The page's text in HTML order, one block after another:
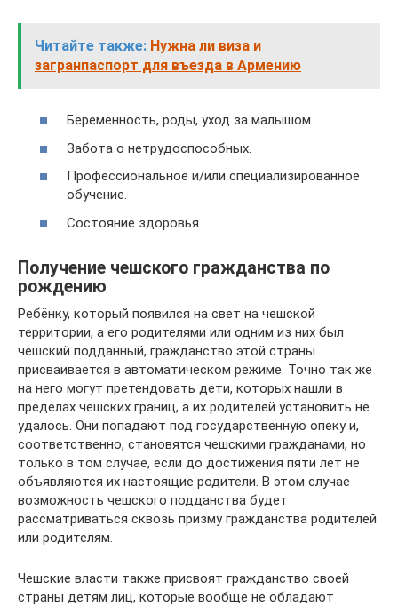
Читайте также: Нужна ли виза и
загранпаспорт для въезда в Армению
Беременность, роды, уход за малышом.
Забота о нетрудоспособных.
Профессиональное и/или специализированное
обучение.
Состояние здоровья.
Получение чешского гражданства по
рождению
Ребёнку, который появился на свет на чешской
территории, а его родителями или одним из них был
чешский подданный, гражданство этой страны
присваивается в автоматическом режиме. Точно так же
на него могут претендовать дети, которых нашли в
пределах чешских границ, а их родителей установить не
удалось. Они попадают под государственную опеку и,
соответственно, становятся чешскими гражданами, но
только в том случае, если до достижения пяти лет не
объявляются их настоящие родители. В этом случае
возможность чешского подданства будет
рассматриваться сквозь призму гражданства родителей
или родителям.
Чешские власти также присвоят гражданство своей
страны детям лиц, которые вообще не обладают